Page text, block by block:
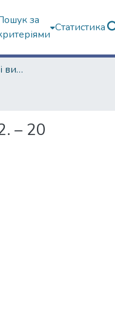
за
Статистика
Харківські періодичні видання
– 20